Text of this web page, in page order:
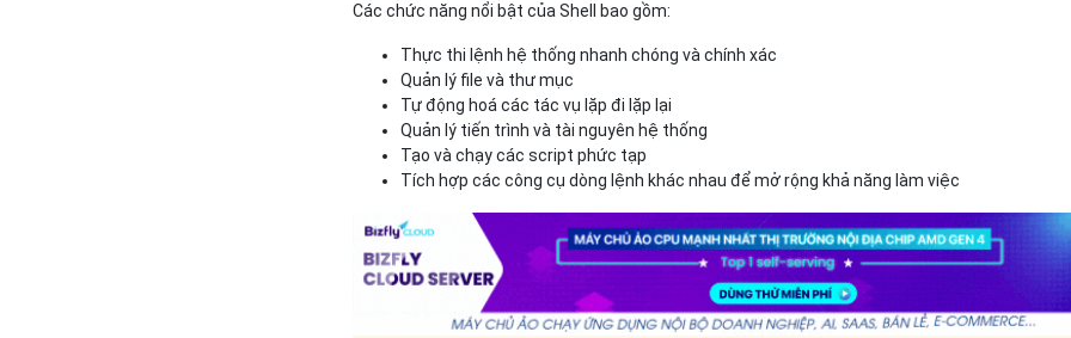
Các chức năng nổi bật của Shell bao gồm:
Thực thi lệnh hệ thống nhanh chóng và chính xác
Quản lý file và thư mục
Tự động hoá các tác vụ lặp đi lặp lại
Quản lý tiến trình và tài nguyên hệ thống
Tạo và chạy các script phức tạp
Tích hợp các công cụ dòng lệnh khác nhau để mở rộng khả năng làm việc